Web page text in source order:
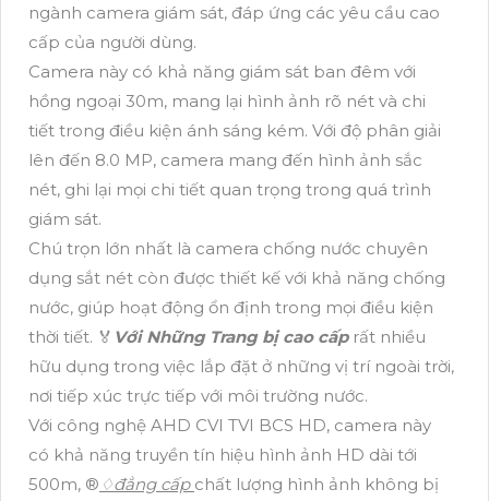
ngành camera giám sát, đáp ứng các yêu cầu cao
cấp của người dùng.
Camera này có khả năng giám sát ban đêm với
hồng ngoại 30m, mang lại hình ảnh rõ nét và chi
tiết trong điều kiện ánh sáng kém. Với độ phân giải
lên đến 8.0 MP, camera mang đến hình ảnh sắc
nét, ghi lại mọi chi tiết quan trọng trong quá trình
giám sát.
Chú trọn lớn nhất là camera chống nước chuyên
dụng sắt nét còn được thiết kế với khả năng chống
nước, giúp hoạt động ổn định trong mọi điều kiện
thời tiết. ️🏅️ Với Những Trang bị cao cấprất nhiều
hữu dụng trong việc lắp đặt ở những vị trí ngoài trời,
nơi tiếp xúc trực tiếp với môi trường nước.
Với công nghệ AHD CVI TVI BCS HD, camera này
có khả năng truyền tín hiệu hình ảnh HD dài tới
500m, ®️ ♢đẳng cấp chất lượng hình ảnh không bị